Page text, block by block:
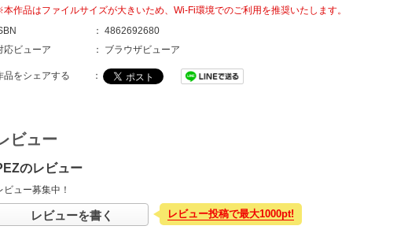
作品はファイルサイズが大きいため、Wi-Fi環境でのご利用を推奨いたします。
： 4862692680
応ビューア
： ブラウザビューア
品をシェアする ：
ビュー
のレビュー
ビュー募集中！
レビューを書く レビュー投稿で最大1000pt!